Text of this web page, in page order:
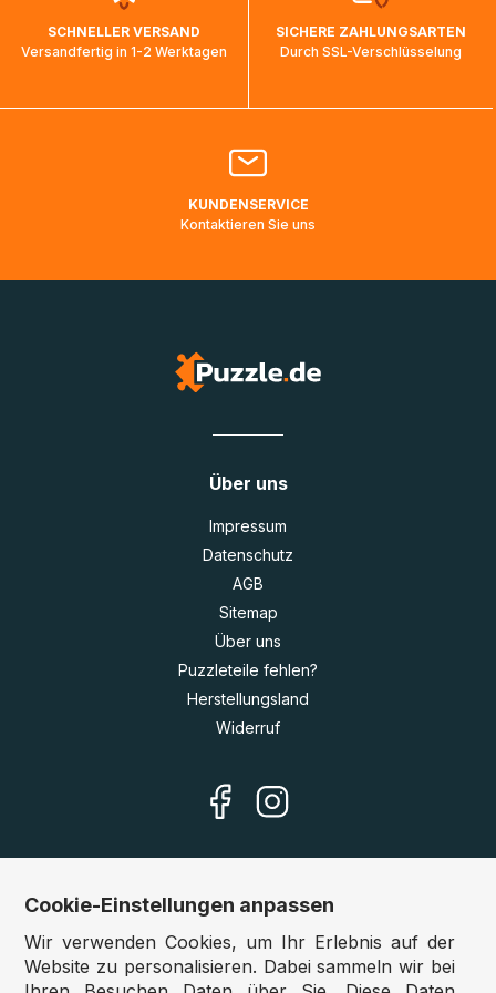
ankommen und von der dortigen Zustellorganisation weiter
bearbeitet werden.
Bitte kontaktieren Sie denKundenservicefalls Ihr Paket
Lieferadressen in Deutschland oder Europa mehrere Tage
SCHNELLER VERSAND
Versandfertig in 1-2 Werktagen
SICHERE ZAHLUNGSARTEN
Durch SSL-Verschlüsselung
KUNDENSERVICE
Kontaktieren Sie uns
Über uns
Impressum
Datenschutz
AGB
Sitemap
Über uns
Puzzleteile fehlen?
Herstellungsland
Widerruf
Unsere Shops
Deutschland:www.puzzle.de
Cookie-Einstellungen anpassen
Wir verwenden Cookies, um Ihr Erlebnis auf der
Website zu personalisieren. Dabei sammeln wir bei